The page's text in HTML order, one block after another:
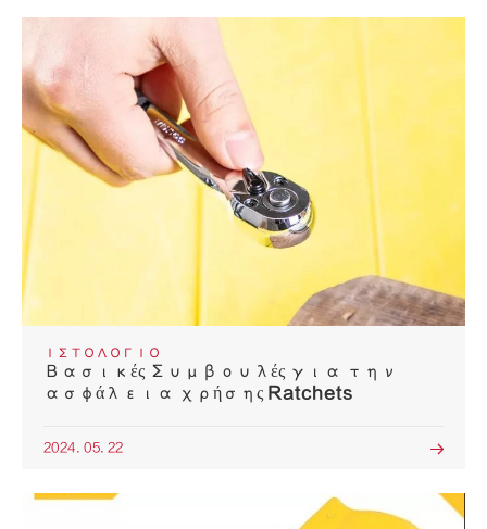
ΙΣΤΟΛΌΓΙΟ
Βασικές Συμβουλές για την
ασφάλεια χρήσης Ratchets
2024. 05. 22 